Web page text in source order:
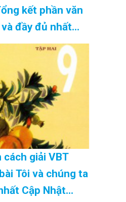
kết phần văn
đầy đủ nhất
2026
cách giải VBT
Tôi và chúng ta
Cập Nhật